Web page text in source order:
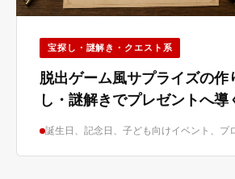
宝探し・謎解き・クエスト系
脱出ゲーム風サプライズの作
し・謎解きでプレゼントへ導
誕生日、記念日、子ども向けイベント、プ